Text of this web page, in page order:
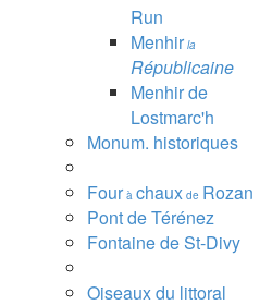
Run
Menhir la
Républicaine
Menhir de
Lostmarc'h
Monum. historiques
Four à chaux de Rozan
Pont de Térénez
Fontaine de St-Divy
Oiseaux du littoral